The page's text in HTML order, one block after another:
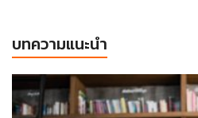
บทความแนะนำ